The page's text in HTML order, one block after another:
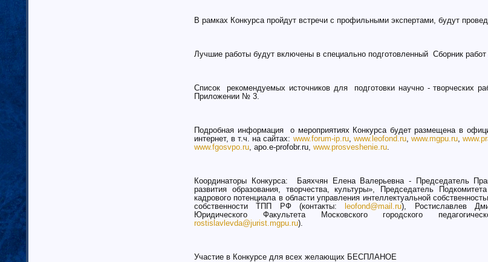
В рамках Конкурса пройдут встречи с профильными экспертами, будут
Лучшие работы будут включены в специально подготовленный Сборник работ
Список рекомендуемых источников для подготовки научно - творческих
Приложении № 3.
Подробная информация о мероприятиях Конкурса будет размещена в
интернет, в т.ч. на сайтах: www.forum-ip.ru, www.leofond.ru, www.mgpu.ru,
www.fgosvpo.ru, apo.e-profobr.ru, www.prosveshenie.ru.
Координаторы Конкурса: Баяхчян Елена Валерьевна - Председатель
развития образования, творчества, культуры», Председатель
кадрового потенциала в области управления интеллектуальной
собственности ТПП РФ (контакты:
leofond@mail.ru), Ростиславлев
Юридического Факультета Московского городского
rostislavlevda@jurist.mgpu.ru).
Участие в Конкурсе для всех желающих БЕСПЛАНОЕ